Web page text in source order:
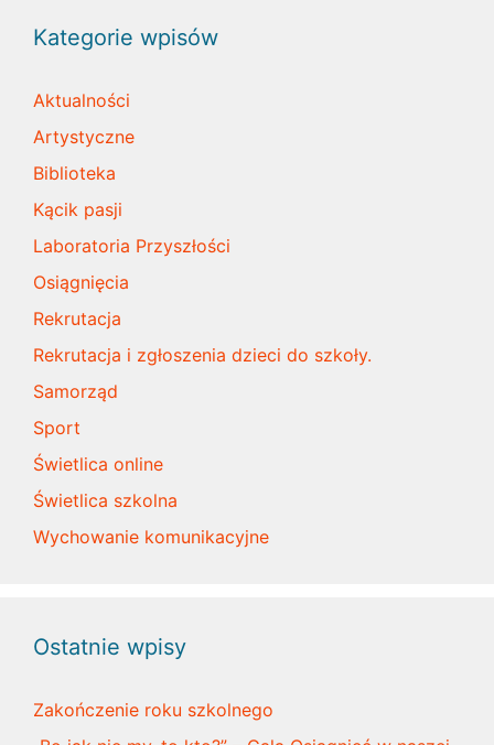
Kategorie wpisów
Aktualności
Artystyczne
Biblioteka
Kącik pasji
Laboratoria Przyszłości
Osiągnięcia
Rekrutacja
Rekrutacja i zgłoszenia dzieci do szkoły.
Samorząd
Sport
Świetlica online
Świetlica szkolna
Wychowanie komunikacyjne
Ostatnie wpisy
Zakończenie roku szkolnego